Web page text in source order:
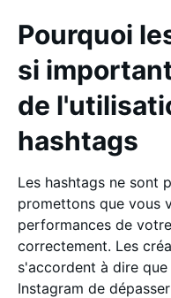
Pourquoi
si
de
hashtags
Les hashtags ne sont
promettons que vous
performances de
correctement. Les
s'accordent à dire
Instagram de